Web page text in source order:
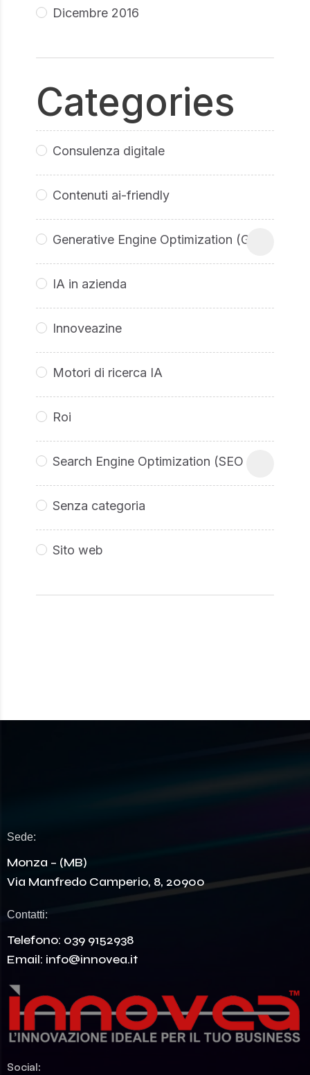
Dicembre 2016
Categories
Consulenza digitale
Contenuti ai-friendly
Generative Engine Optimization (GEO
IA in azienda
Innoveazine
Motori di ricerca IA
Roi
Search Engine Optimization (SEO
Senza categoria
Sito web
Sede:
Monza – (MB)
Via Manfredo Camperio, 8, 20900
Contatti:
Telefono: 039 9152938
Email: info@innovea.it
Social: